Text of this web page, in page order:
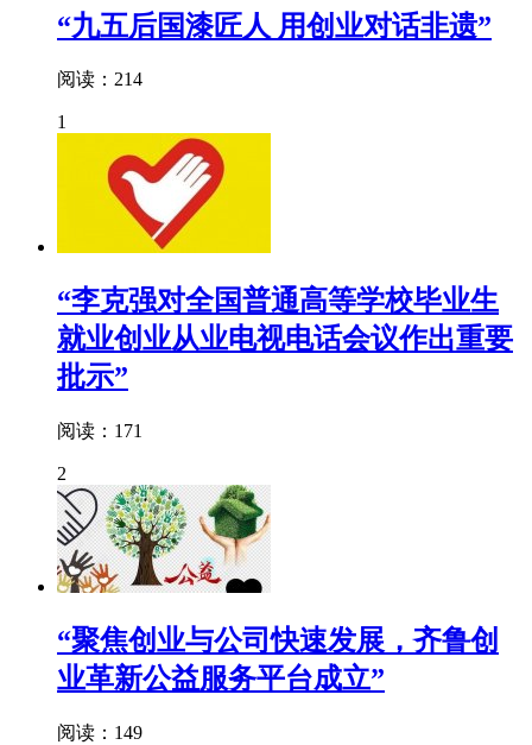
“九五后国漆匠人 用创业对话非遗”
阅读：214
1
“李克强对全国普通高等学校毕业生
就业创业从业电视电话会议作出重要
批示”
阅读：171
2
“聚焦创业与公司快速发展，齐鲁创
业革新公益服务平台成立”
阅读：149